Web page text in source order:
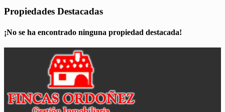
Propiedades Destacadas
¡No se ha encontrado ninguna propiedad destacada!